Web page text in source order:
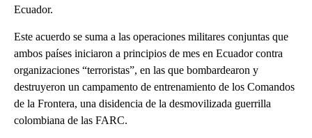
Ecuador.
Este acuerdo se suma a las operaciones militares conjuntas que
ambos países iniciaron a principios de mes en Ecuador contra
organizaciones “terroristas”, en las que bombardearon y
destruyeron un campamento de entrenamiento de los Comandos
de la Frontera, una disidencia de la desmovilizada guerrilla
colombiana de las FARC.